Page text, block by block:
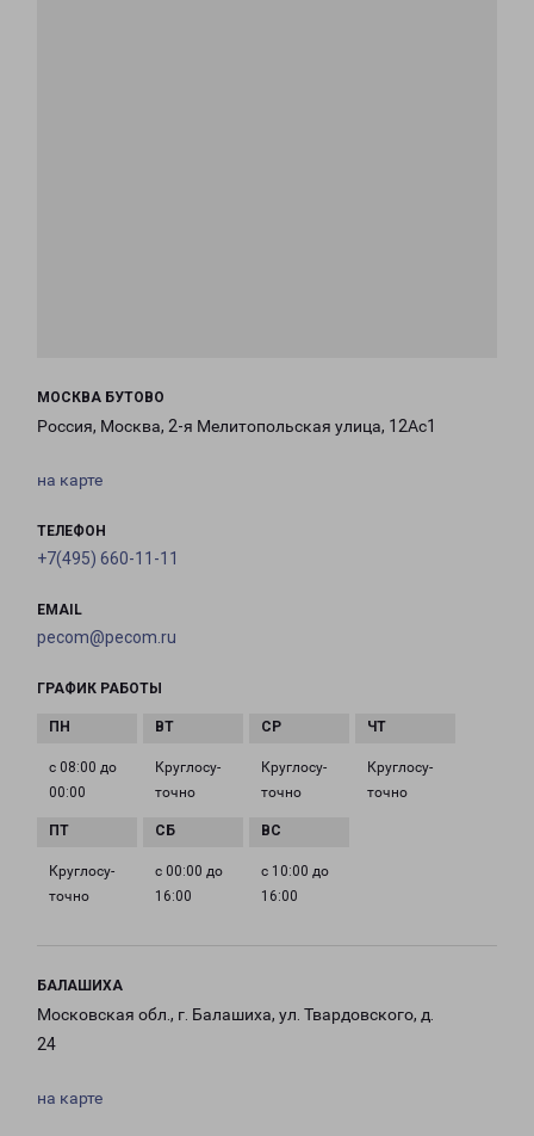
МОСКВА БУТОВО
Россия, Москва, 2-я Мелитопольская улица, 12Ас1
на карте
ТЕЛЕФОН
+7(495) 660-11-11
EMAIL
pecom@pecom.ru
ГРАФИК РАБОТЫ
с 08:00 до
00:00
Круглосу­
точно
Круглосу­
точно
Круглосу­
точно
Круглосу­
точно
с 00:00 до
16:00
с 10:00 до
16:00
БАЛАШИХА
Московская обл., г. Балашиха, ул. Твардовского, д.
24
на карте